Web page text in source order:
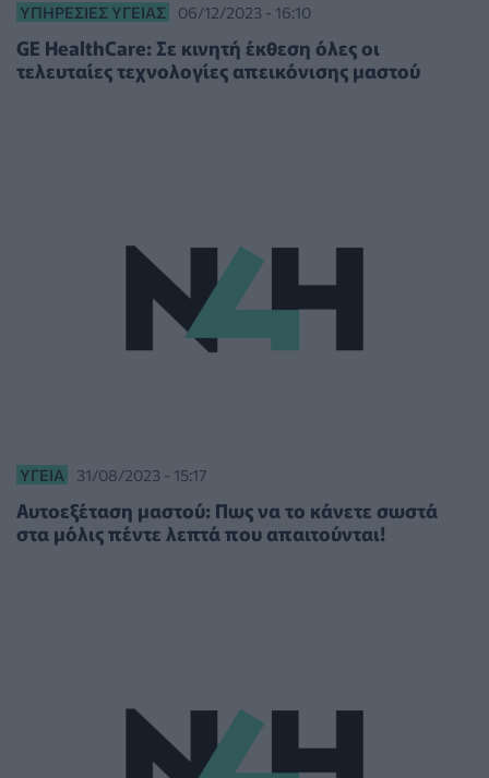
ΥΠΗΡΕΣΊΕΣ ΥΓΕΊΑΣ 06/12/2023 - 16:10
GE HealthCare: Σε κινητή έκθεση όλες οι
τελευταίες τεχνολογίες απεικόνισης μαστού
ΥΓΕΊΑ 31/08/2023 - 15:17
Αυτοεξέταση μαστού: Πως να το κάνετε σωστά
στα μόλις πέντε λεπτά που απαιτούνται!